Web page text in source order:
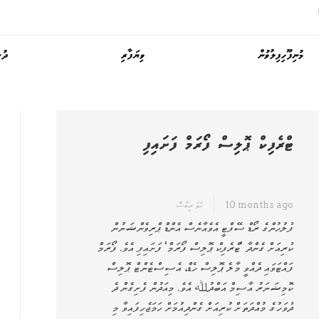
މުނިފޫހިފިލުވުން ވިޔަފާރި
ޓްރެފިކް ޕޮލިސް ފޯރަމް ފަށައިފި
ހަމަ ނިއުސް 10 months ago
ފުލުހުންގެ ރޯޑް ސޭފްޓީ އެވެއާނެސް އެންޑް ޕްރިވެންޝަނުން
ކުރިއަށް ގެންދާ 'ޓްރެފިކް ޕޮލިސް ފޯރަމް' ފަށައިފި އެވެ. ފޯރަމް
ފައްޓަވައި ދެއްވީ މާލެ ޕޮލިސް ހެޑް، އެސިސްޓެންޓް ޕޮލިސް
ކޮމިޝަނަރު އާސިމް އަބްދުﷲ އެވެ. މިއަދުން ފެށިގެން ދެ
ދުވަހުގެ މުއްދަތަށް ކުރިއަށް ގެންދިއުމަށް ހަމަޖެހިފައިވާ މި